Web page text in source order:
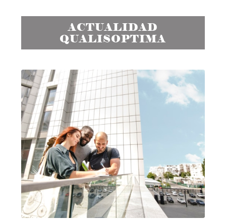
ACTUALIDAD
QUALISOPTIMA